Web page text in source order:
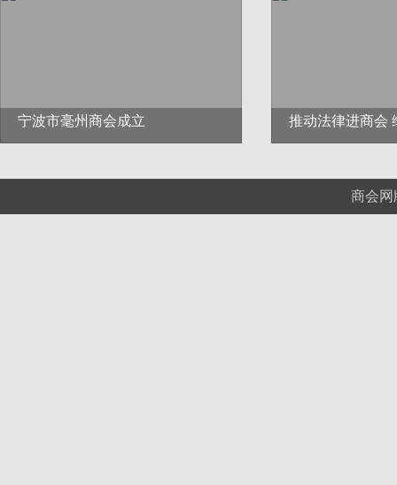
宁波市毫州商会成立 推动法律进商会
商会网